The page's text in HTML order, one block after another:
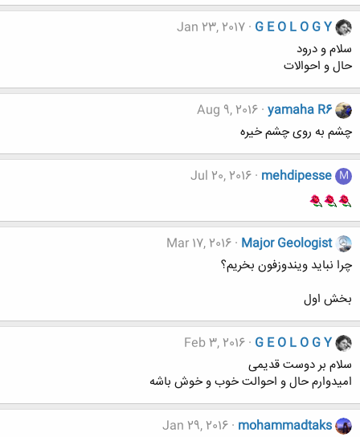
G E O L O G Y
Jan 23, 2017
سلام و درود
حال و احوالات
yamaha R6
Aug 9, 2016
چشم به روی چشم خیره
M
mehdipesse
Jul 20, 2016
Major Geologist
Mar 17, 2016
چرا نباید ویندوزفون بخریم؟
بخش اول
G E O L O G Y
Feb 3, 2016
سلام بر دوست قدیمی
امیدوارم حال و احوالت خوب و خوش باشه
mohammadtaks
Jan 29, 2016